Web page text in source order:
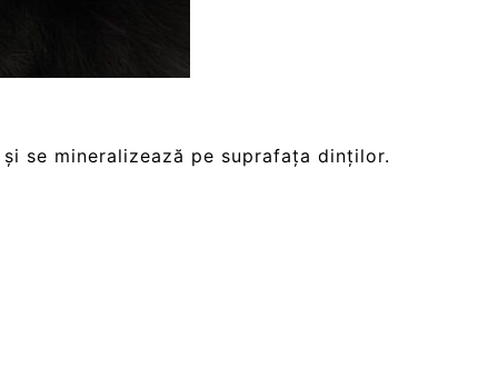
se mineralizează pe suprafața dinților.